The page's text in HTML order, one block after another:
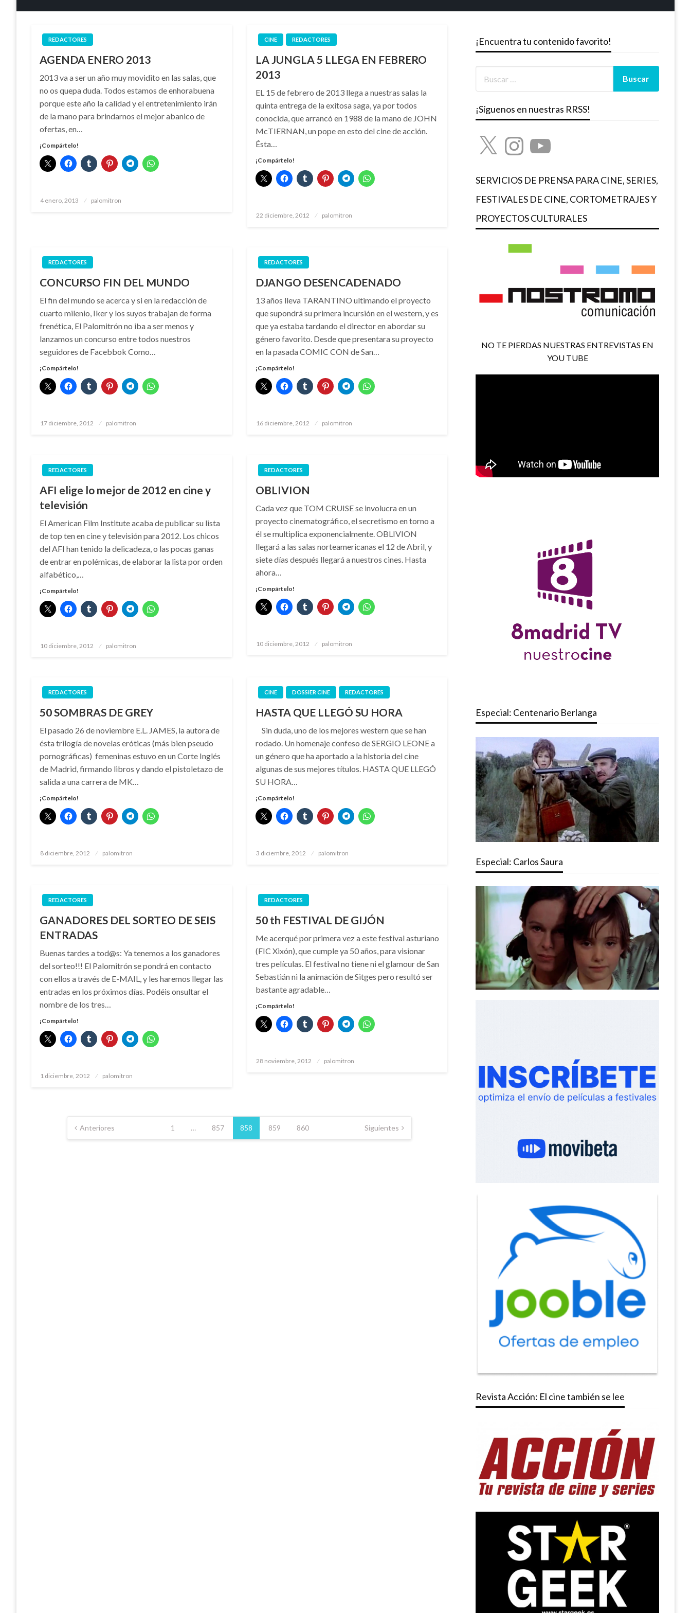
REDACTORES
AGENDA ENERO 2013
2013 va a ser un año muy movidito en las salas, que
no os quepa duda. Todos estamos de enhorabuena
porque este año la calidad y el entretenimiento irán
de la mano para brindarnos el mejor abanico de
ofertas, en…
¡Compártelo!
Publicado
4 enero, 2013 palomitron
CINE REDACTORES
LA JUNGLA 5 LLEGA EN FEBRERO
2013
EL 15 de febrero de 2013 llega a nuestras salas la
quinta entrega de la exitosa saga, ya por todos
conocida, que arrancó en 1988 de la mano de JOHN
McTIERNAN, un pope en esto del cine de acción.
Ésta…
¡Compártelo!
Publicado
22 diciembre, 2012 palomitron
REDACTORES
CONCURSO FIN DEL MUNDO
El fin del mundo se acerca y si en la redacción de
cuarto milenio, Iker y los suyos trabajan de forma
frenética, El Palomitrón no iba a ser menos y
lanzamos un concurso entre todos nuestros
seguidores de Facebbok Como…
¡Compártelo!
Publicado
17 diciembre, 2012 palomitron
REDACTORES
DJANGO DESENCADENADO
13 años lleva TARANTINO ultimando el proyecto
que supondrá su primera incursión en el western, y es
que ya estaba tardando el director en abordar su
género favorito. Desde que presentara su proyecto
en la pasada COMIC CON de San…
¡Compártelo!
Publicado
16 diciembre, 2012 palomitron
REDACTORES
AFI elige lo mejor de 2012 en cine y
televisión
El American Film Institute acaba de publicar su lista
de top ten en cine y televisión para 2012. Los chicos
del AFI han tenido la delicadeza, o las pocas ganas
de entrar en polémicas, de elaborar la lista por orden
alfabético,…
¡Compártelo!
Publicado
10 diciembre, 2012 palomitron
REDACTORES
OBLIVION
Cada vez que TOM CRUISE se involucra en un
proyecto cinematográfico, el secretismo en torno a
él se multiplica exponencialmente. OBLIVION
llegará a las salas norteamericanas el 12 de Abril, y
siete días después llegará a nuestros cines. Hasta
ahora…
¡Compártelo!
Publicado
10 diciembre, 2012 palomitron
REDACTORES
50 SOMBRAS DE GREY
El pasado 26 de noviembre E.L. JAMES, la autora de
ésta trilogía de novelas eróticas (más bien pseudo
pornográficas) femeninas estuvo en un Corte Inglés
de Madrid, firmando libros y dando el pistoletazo de
salida a una carrera de MK…
¡Compártelo!
Publicado
8 diciembre, 2012 palomitron
CINE DOSSIER CINE REDACTORES
HASTA QUE LLEGÓ SU HORA
Sin duda, uno de los mejores western que se han
rodado. Un homenaje confeso de SERGIO LEONE a
un género que ha aportado a la historia del cine
algunas de sus mejores títulos. HASTA QUE LLEGÓ
SU HORA…
¡Compártelo!
Publicado
3 diciembre, 2012 palomitron
REDACTORES
GANADORES DEL SORTEO DE SEIS
ENTRADAS
Buenas tardes a tod@s: Ya tenemos a los ganadores
del sorteo!!! El Palomitrón se pondrá en contacto
con ellos a través de E-MAIL, y les haremos llegar las
entradas en los próximos días. Podéis onsultar el
nombre de los tres…
¡Compártelo!
Publicado
1 diciembre, 2012 palomitron
REDACTORES
50 th FESTIVAL DE GIJÓN
Me acerqué por primera vez a este festival asturiano
(FIC Xixón), que cumple ya 50 años, para visionar
tres películas. El festival no tiene ni el glamour de San
Sebastián ni la animación de Sitges pero resultó ser
bastante agradable…
¡Compártelo!
Publicado
28 noviembre, 2012 palomitron
Paginación
Anteriores 1 … 857 858 859 860 Siguientes
¡Encuentra tu contenido favorito!
¡Síguenos en nuestras RRSS!
X InstagramYouTube
SERVICIOS DE PRENSA PARA CINE, SERIES,
FESTIVALES DE CINE, CORTOMETRAJES Y
PROYECTOS CULTURALES
NO TE PIERDAS NUESTRAS ENTREVISTAS EN
YOU TUBE
Especial: Centenario Berlanga
Especial: Carlos Saura
Revista Acción: El cine también se lee